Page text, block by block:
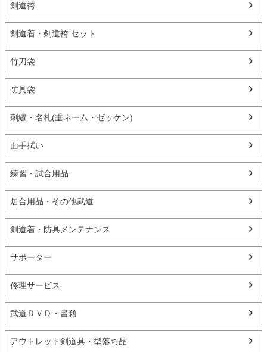
剣道袴
剣道着・剣道袴 セット
竹刀袋
防具袋
刺繍・名札(垂ネーム・ゼッケン)
面手拭い
練習・試合用品
居合用品・その他武道
剣道着・防具メンテナンス
サポーター
修理サービス
武道ＤＶＤ・書籍
アウトレット剣道具・型落ち品